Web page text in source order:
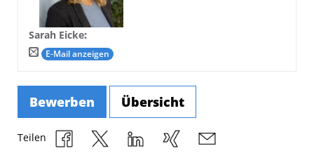
Sarah Eicke:
E-Mail anzeigen
Bewerben Übersicht
Teilen